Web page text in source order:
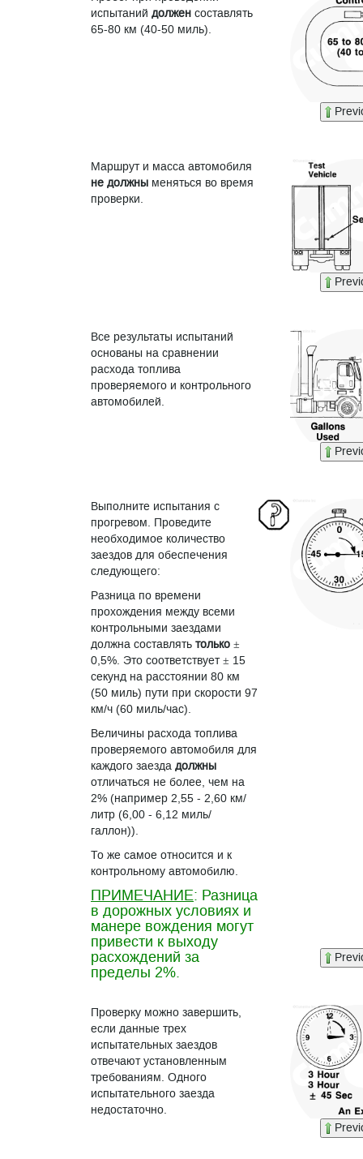
испытанийдолжен составлять
65-80 км (40-50 миль).
Маршрут и масса автомобиля
не должны меняться во время
проверки.
Все результаты испытаний
основаны на сравнении
расхода топлива
проверяемого и контрольного
автомобилей.
Выполните испытания с
прогревом. Проведите
необходимое количество
заездов для обеспечения
следующего:
Разница по времени
прохождения между всеми
контрольными заездами
должна составлятьтолько ±
0,5%. Это соответствует ± 15
секунд на расстоянии 80 км
(50 миль) пути при скорости 97
км/ч (60 миль/час).
Величины расхода топлива
проверяемого автомобиля для
каждого заездадолжны
отличаться не более, чем на
2% (например 2,55 - 2,60 км/
литр (6,00 - 6,12 миль/
галлон)).
То же самое относится и к
контрольному автомобилю.
ПРИМЕЧАНИЕ: Разница
в дорожных условиях и
манере вождения могут
привести к выходу
расхождений за
пределы 2%.
Проверку можно завершить,
если данные трех
испытательных заездов
отвечают установленным
требованиям. Одного
испытательного заезда
недостаточно.